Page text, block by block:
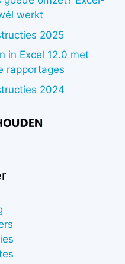
werkt
2025
in Excel 12.0 met
rapportages
2024